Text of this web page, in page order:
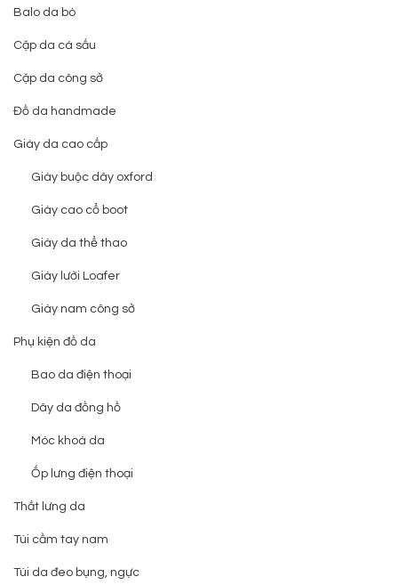
Balo da bò
Cặp da cá sấu
Cặp da công sở
Đồ da handmade
Giày da cao cấp
Giày buộc dây oxford
Giày cao cổ boot
Giày da thể thao
Giày lười Loafer
Giày nam công sở
Phụ kiện đồ da
Bao da điện thoại
Dây da đồng hồ
Móc khoá da
Ốp lưng điện thoại
Thắt lưng da
Túi cầm tay nam
Túi da đeo bụng, ngực